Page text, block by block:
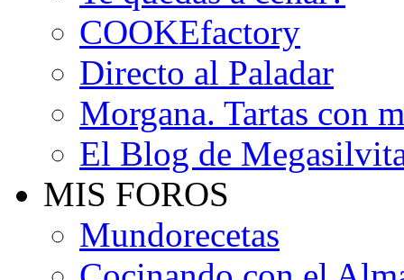
COOKEfactory
Directo al Paladar
Morgana. Tartas con
El Blog de
MIS FOROS
Mundorecetas